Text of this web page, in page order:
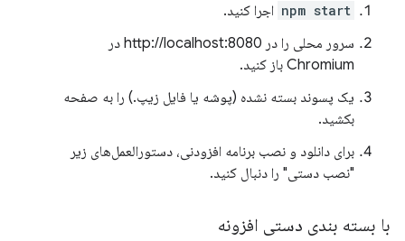
npm start اجرا کنید.
سرور محلی را در http://localhost:8080 در
Chromium باز کنید.
یک پسوند بسته نشده (پوشه یا فایل زیپ.) را به صفحه
بکشید.
برای دانلود و نصب برنامه افزودنی، دستورالعمل‌های زیر
"نصب دستی" را دنبال کنید.
با بسته بندی دستی افزونه